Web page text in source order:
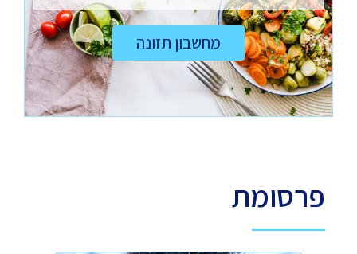
מחשבון תזונה
פרסומת